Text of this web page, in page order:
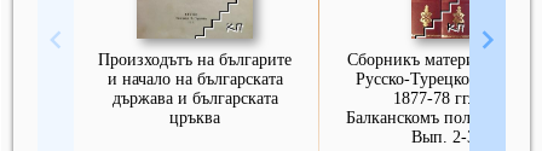
Произходътъ на българите
и начало на българската
държава и българската
цръква
Сборникъ материаловъ по
Русско-Турецкой войны
1877-78 гг. на
Балканскомъ полуострове.
Вып. 2-3